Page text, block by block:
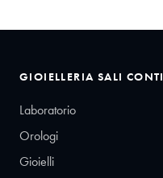
GIOIELLERIA SALI CONTI
Laboratorio
Orologi
Gioielli